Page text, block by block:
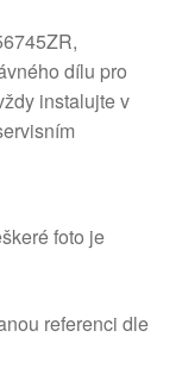
dílu pro
instalujte v
foto je
referenci dle